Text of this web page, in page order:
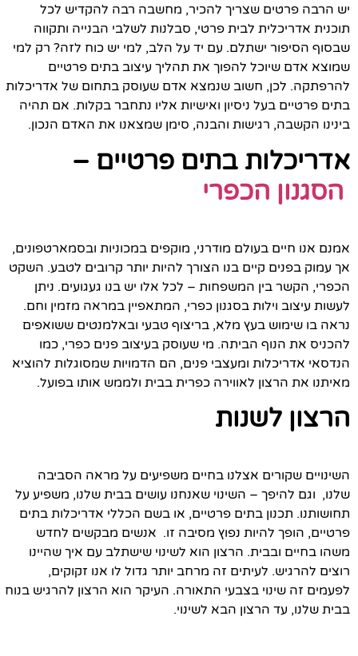
יש הרבה פרטים שצריך להכיר, מחשבה רבה להקדיש לכל
תוכנית אדריכלית לבית פרטי, סבלנות לשלבי הבנייה ותקווה
שבסוף הסיפור ישתלם. עם יד על הלב, למי יש כוח לזה? רק למי
שמוצא אדם שיוכל להפוך את תהליך עיצוב בתים פרטיים
להרפתקה. לכן, חשוב שנמצא אדם שעוסק בתחום של אדריכלות
בתים פרטיים בעל ניסיון ואישיות אליו נתחבר בקלות. אם תהיה
בינינו הקשבה, רגישות והבנה, סימן שמצאנו את האדם הנכון.
אדריכלות בתים פרטיים –
הסגנון הכפרי
אמנם אנו חיים בעולם מודרני, מוקפים במכוניות ובסמארטפונים,
אך עמוק בפנים קיים בנו הצורך להיות יותר קרובים לטבע. השקט
הכפרי, הקשר בין המשפחות – לכל אלו יש בנו געגועים. ניתן
לעשות עיצוב וילות בסגנון כפרי, המתאפיין במראה מזמין וחם.
נראה בו שימוש בעץ מלא, בריצוף טבעי ובאלמנטים ששואפים
להכניס את הנוף הביתה. מי שעוסק בעיצוב פנים כפרי, כמו
הנדסאי אדריכלות ומעצבי פנים, הם הדמויות שמסוגלות להוציא
מאיתנו את הרצון לאווירה כפרית בבית ולממש אותו בפועל.
הרצון לשנות
השינויים שקורים אצלנו בחיים משפיעים על מראה הסביבה
שלנו, וגם להיפך – השינוי שאנחנו עושים בבית שלנו, משפיע על
תחושותנו. תכנון בתים פרטיים, או בשם הכללי אדריכלות בתים
פרטיים, הופך להיות נפוץ מסיבה זו. אנשים מבקשים לחדש
משהו בחיים ובבית. הרצון הוא לשינוי שישתלב עם איך שהיינו
רוצים להרגיש. לעיתים זה מרחב יותר גדול לו אנו זקוקים,
לפעמים זה שינוי בצבעי התאורה. העיקר הוא הרצון להרגיש בנוח
בבית שלנו, עד הרצון הבא לשינוי.